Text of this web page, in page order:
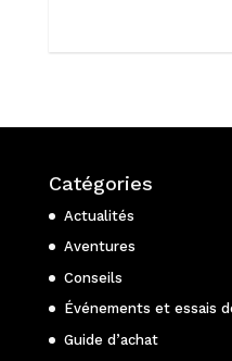
Catégories
Actualités
Aventures
Conseils
Événements et essais
Guide d’achat